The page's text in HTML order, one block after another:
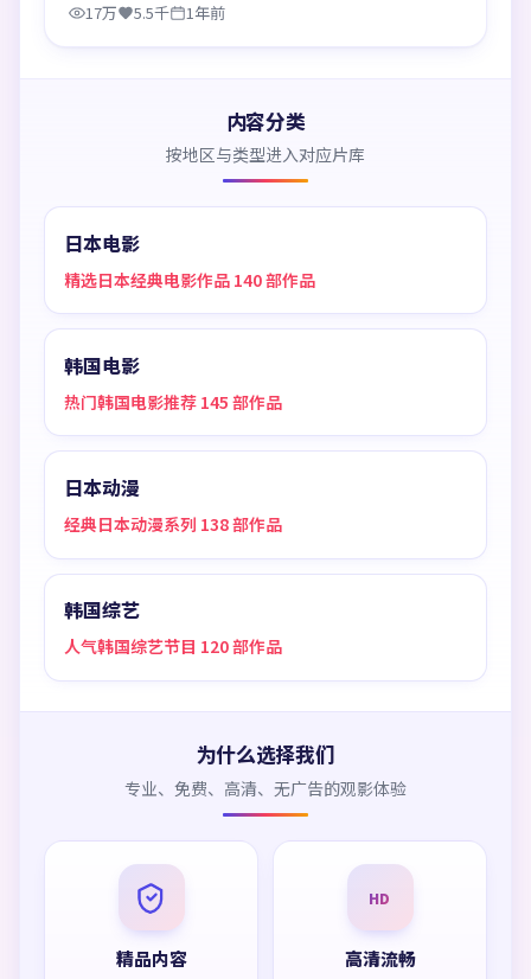
17万 5.5千 1年前
内容分类
按地区与类型进入对应片库
日本电影
精选日本经典电影作品 140 部作品
韩国电影
热门韩国电影推荐 145 部作品
日本动漫
经典日本动漫系列 138 部作品
韩国综艺
人气韩国综艺节目 120 部作品
为什么选择我们
专业、免费、高清、无广告的观影体验
精品内容
HD
高清流畅